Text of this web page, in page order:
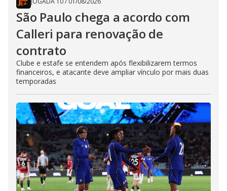
São Paulo chega a acordo com
Calleri para renovação de
contrato
Clube e estafe se entendem após flexibilizarem termos
financeiros, e atacante deve ampliar vínculo por mais duas
temporadas